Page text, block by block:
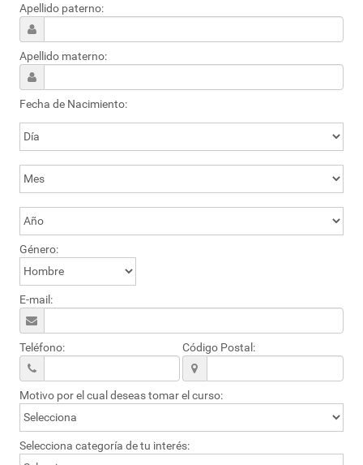
Apellido paterno:
Apellido materno:
Fecha de Nacimiento:
Género:
E-mail:
Teléfono: Código Postal:
Motivo por el cual deseas tomar el curso:
Selecciona categoría de tu interés: